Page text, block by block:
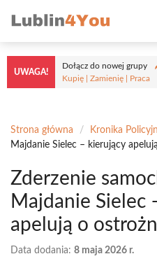
do
treści
UWAGA!
Dołącz do nowej grupy
Kupię | Zamienię | Praca
Strona główna / Kronika
Majdanie Sielec – kierujący
Zderzenie
Majdanie Sielec
apelują o
Data dodania: 8 maja 2026 r.